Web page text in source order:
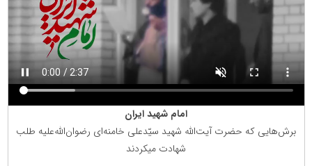
امام شهید ایران
برش‌هایی كه حضرت آیت‌الله شهید سیّدعلی خامنه‌ای رضوان‌الله‌علیه طلب
شهادت میكردند